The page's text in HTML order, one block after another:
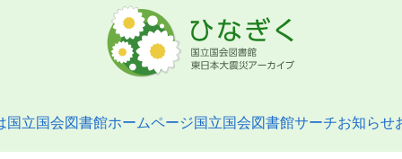
国立国会図書館ホームページ国立国会図書館サーチお知らせ